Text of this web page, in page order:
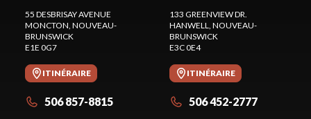
55 DESBRISAY AVENUE
MONCTON , NOUVEAU-
BRUNSWICK
E1E 0G7
ITINÉRAIRE
506 857-8815
133 GREENVIEW DR.
HANWELL , NOUVEAU-
BRUNSWICK
E3C 0E4
ITINÉRAIRE
506 452-2777